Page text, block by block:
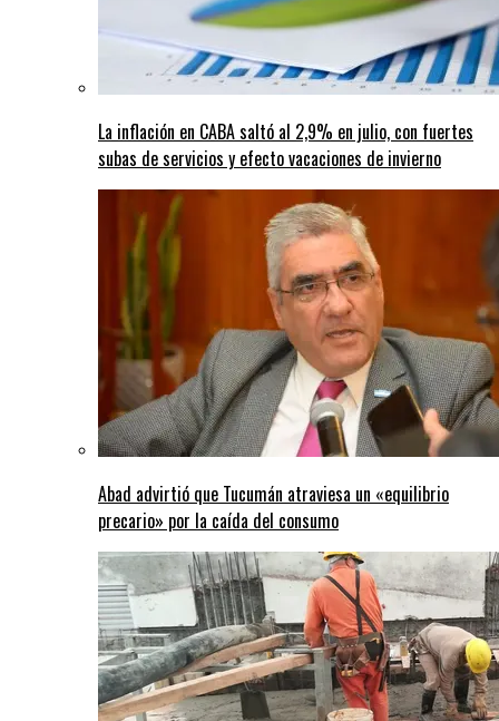
La inflación en CABA saltó al 2,9% en julio, con fuertes
subas de servicios y efecto vacaciones de invierno
Abad advirtió que Tucumán atraviesa un «equilibrio
precario» por la caída del consumo